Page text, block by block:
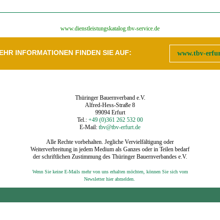
‍www.dienstleistungskatalog.tbv-service.de
INFORMATIONEN FINDEN SIE AUF: www.tbv-
Thüringer Bauernverband e.V.
Alfred-Hess-Straße 8
99094 Erfurt
Tel.: +49 (0)361 262 532 00
E-Mail: tbv@tbv-erfurt.de
Alle Rechte vorbehalten. Jegliche Vervielfältigung oder
Weiterverbreitung in jedem Medium als Ganzes oder in Teilen bedarf
der schriftlichen Zustimmung des Thüringer Bauernverbandes e.V.
Wenn Sie keine E-Mails mehr von uns erhalten möchten, können Sie sich vom
Newsletter hier abmelden.